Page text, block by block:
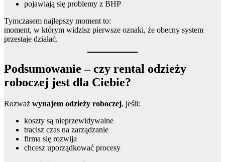
pojawiają się problemy z BHP
Tymczasem najlepszy moment to:
moment, w którym widzisz pierwsze oznaki, że obecny system
przestaje działać.
Podsumowanie – czy rental odzieży
roboczej jest dla Ciebie?
Rozważ wynajem odzieży roboczej, jeśli:
koszty są nieprzewidywalne
tracisz czas na zarządzanie
firma się rozwija
chcesz uporządkować procesy